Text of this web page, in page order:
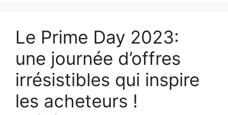
Le Prime Day 2023:
une journée d’offres
irrésistibles qui inspire
les acheteurs !